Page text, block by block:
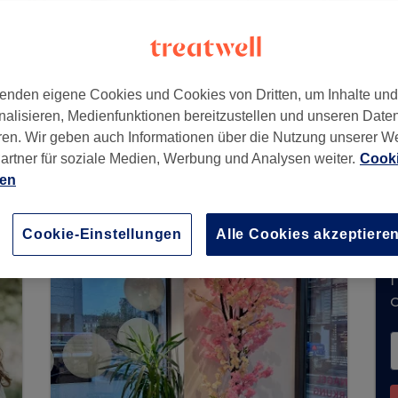
, 8008
keine Buchungen über Treatwell
in Ihrer Nähe zu finden.
eigene Cookies und Cookies von Dritten, um Inhalte
Medienfunktionen bereitzustellen und unseren
Wir geben auch Informationen über die Nutzung unserer
für soziale Medien, Werbung und Analysen weiter.
Alle Cookies
Cookie-Einstellungen